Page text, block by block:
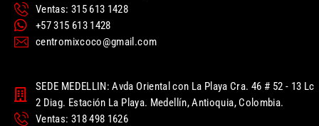
Ventas: 315 613 1428
+57 315 613 1428
centromixcoco@gmail.com
SEDE MEDELLIN: Avda Oriental con La Playa Cra. 46 # 52 - 13 Lc
2 Diag. Estación La Playa. Medellín, Antioquia, Colombia.
Ventas: 318 498 1626